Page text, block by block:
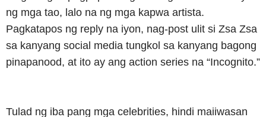
ng mga tao, lalo na ng mga kapwa artista.
Pagkatapos ng reply na iyon, nag-post ulit si Zsa Zsa
sa kanyang social media tungkol sa kanyang bagong
pinapanood, at ito ay ang action series na “Incognito.”
Tulad ng iba pang mga celebrities, hindi maiiwasan